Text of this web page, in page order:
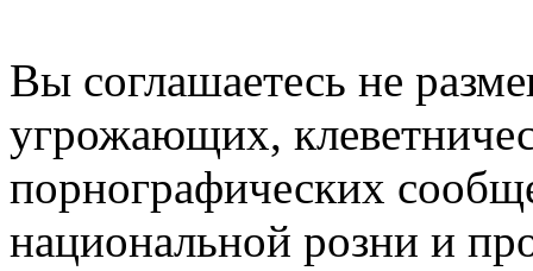
Вы соглашаетесь не
угрожающих,
порнографических
национальной розни и